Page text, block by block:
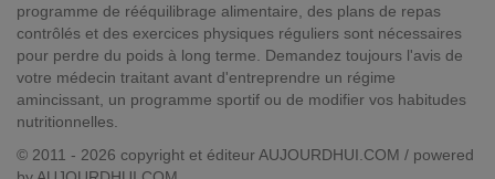
programme de rééquilibrage alimentaire, des plans de repas
contrôlés et des exercices physiques réguliers sont nécessaires
pour perdre du poids à long terme. Demandez toujours l'avis de
votre médecin traitant avant d'entreprendre un régime
amincissant, un programme sportif ou de modifier vos habitudes
nutritionnelles.
© 2011 - 2026 copyright et éditeur AUJOURDHUI.COM / powered